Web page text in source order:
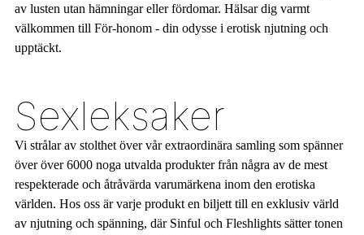
av lusten utan hämningar eller fördomar. Hälsar dig varmt
välkommen till För-honom - din odysse i erotisk njutning och
upptäckt.
Sexleksaker
Vi strålar av stolthet över vår extraordinära samling som spänner
över över 6000 noga utvalda produkter från några av de mest
respekterade och åtråvärda varumärkena inom den erotiska
världen. Hos oss är varje produkt en biljett till en exklusiv värld
av njutning och spänning, där Sinful och Fleshlights sätter tonen